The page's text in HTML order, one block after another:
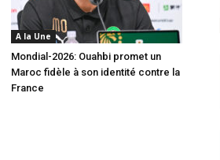
A la Une
Mondial-2026: Ouahbi promet un
Maroc fidèle à son identité contre la
France